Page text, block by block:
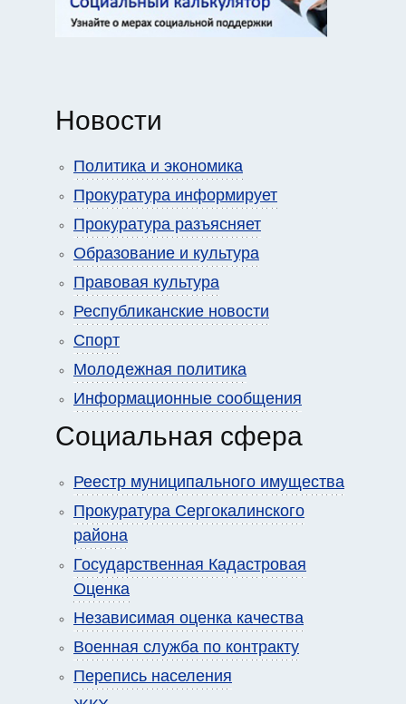
Новости
Политика и экономика
Прокуратура информирует
Прокуратура разъясняет
Образование и культура
Правовая культура
Республиканские новости
Спорт
Молодежная политика
Информационные сообщения
Социальная сфера
Реестр муниципального имущества
Прокуратура Сергокалинского
района
Государственная Кадастровая
Оценка
Независимая оценка качества
Военная служба по контракту
Перепись населения